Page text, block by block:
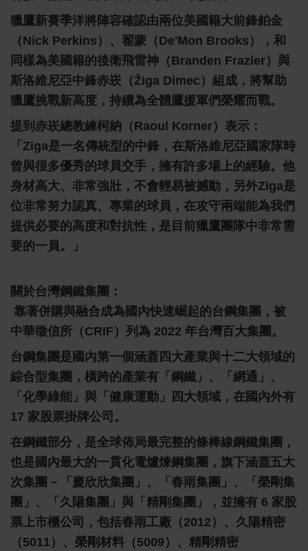
獵鷹新賽季洋將陣容確認由兩位美國籍大前鋒鉑金
（Nick Perkins）、翟蒙（De'Mon Brooks），和
同樣為美國籍的後衛飛雷神（Branden Frazier）與
斯洛維尼亞中鋒赤崁（Žiga Dimec）組成，將幫助
獵鷹挑戰新高度，持續為全體鷹援軍們榮耀而戰。
提到赤崁總教練柯納（Raoul Korner）表示：
「Ziga是一名傳統型的中鋒，在斯洛維尼亞國家隊時
曾與很多優秀的球員交手，擁有許多場上的經驗。他
身材高大、非常強壯，不會輕易被撼動，另外Ziga是
位非常努力認真、專業的球員，在攻守兩端能為我們
提供必要的高度和對抗性，是目前獵鷹團隊中非常需
要的一員。」
關於台灣鋼鐵集團：
靠著併購與融合成為國內快速崛起的台鋼集團，被
中華徵信所（CRIF）列為 2022 年台灣百大集團。
台鋼集團是國內第一個涵蓋四大產業與十二大領域的
綜合型集團，橫跨的產業有「鋼鐵」、「網通」、
「化學綠能」與「健康運動」四大領域，在國內外有
17 家股票掛牌公司。
在鋼鐵部分，是全球佈局最完整的條棒線鋼鐵集團，
也是國內最大的一貫化電爐煉鋼集團，旗下涵蓋五大
次集團－「慶欣欣集團」、「春雨集團」 、
「榮剛集
團」、「久陽集團」與「精剛集團」，並擁有 6 家股
票上市櫃公司，包括春雨工廠（2012）、久陽精密
（5011）、榮剛材料（5009）、精剛精密